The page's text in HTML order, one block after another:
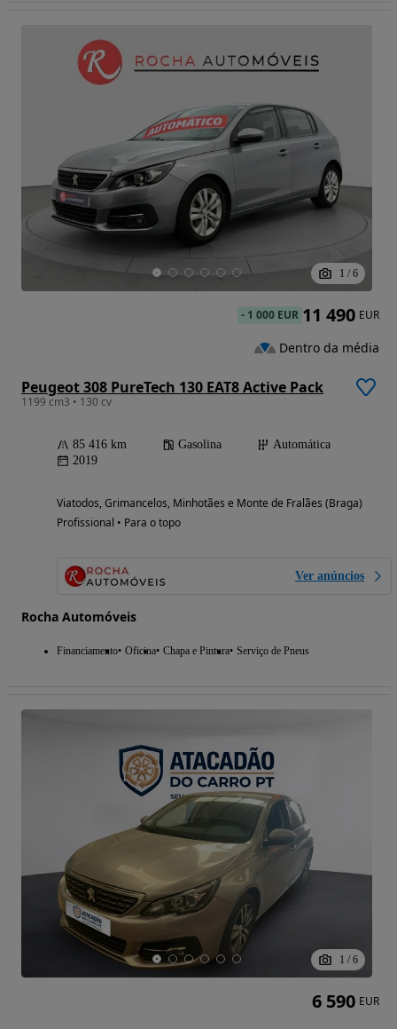
1 / 6
Peugeot 308 PureTech 130 EAT8 Active Pack
1199 cm3 • 130 cv
85 416 km Gasolina
Automática
2019
Viatodos, Grimancelos, Minhotães e Monte de Fralães (Braga)
Profissional • Para o topo
Ver anúncios
Rocha Automóveis
Financiamento Oficina Chapa e Pintura Serviço de Pneus
- 1 000 EUR 11 490 EUR
Dentro da média
1 / 6
6 590 EUR